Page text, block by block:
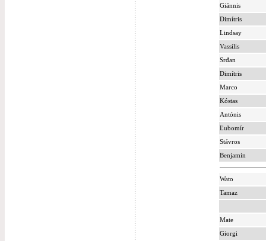
Giánnis
Dimítris
Lindsay
Vassílis
Srđan
Dimítris
Marco
Kóstas
Antónis
Ľubomír
Stávros
Benjamin
Wato
Tamaz
Mate
Giorgi